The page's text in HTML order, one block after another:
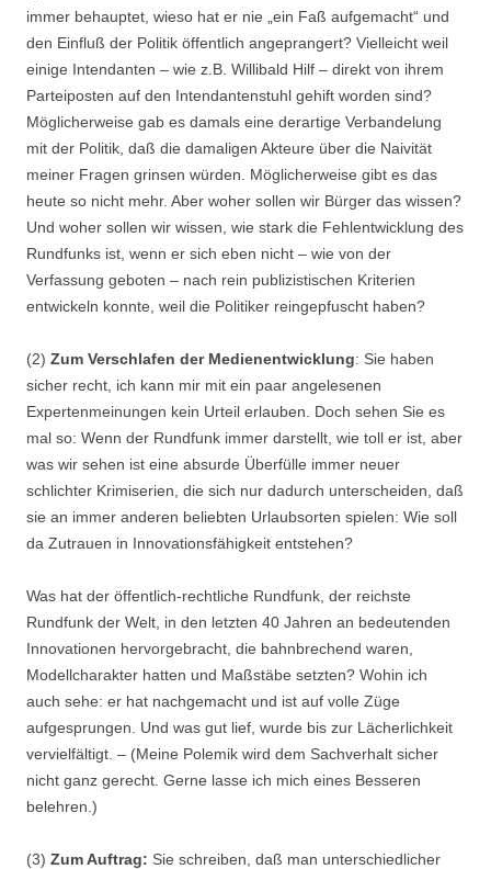
immer behauptet, wieso hat er nie „ein Faß aufgemacht“ und
den Einfluß der Politik öffentlich angeprangert? Vielleicht weil
einige Intendanten – wie z.B. Willibald Hilf – direkt von ihrem
Parteiposten auf den Intendantenstuhl gehift worden sind?
Möglicherweise gab es damals eine derartige Verbandelung
mit der Politik, daß die damaligen Akteure über die Naivität
meiner Fragen grinsen würden. Möglicherweise gibt es das
heute so nicht mehr. Aber woher sollen wir Bürger das wissen?
Und woher sollen wir wissen, wie stark die Fehlentwicklung des
Rundfunks ist, wenn er sich eben nicht – wie von der
Verfassung geboten – nach rein publizistischen Kriterien
entwickeln konnte, weil die Politiker reingepfuscht haben?
(2) Zum Verschlafen der Medienentwicklung: Sie haben
sicher recht, ich kann mir mit ein paar angelesenen
Expertenmeinungen kein Urteil erlauben. Doch sehen Sie es
mal so: Wenn der Rundfunk immer darstellt, wie toll er ist, aber
was wir sehen ist eine absurde Überfülle immer neuer
schlichter Krimiserien, die sich nur dadurch unterscheiden, daß
sie an immer anderen beliebten Urlaubsorten spielen: Wie soll
da Zutrauen in Innovationsfähigkeit entstehen?
Was hat der öffentlich-rechtliche Rundfunk, der reichste
Rundfunk der Welt, in den letzten 40 Jahren an bedeutenden
Innovationen hervorgebracht, die bahnbrechend waren,
Modellcharakter hatten und Maßstäbe setzten? Wohin ich
auch sehe: er hat nachgemacht und ist auf volle Züge
aufgesprungen. Und was gut lief, wurde bis zur Lächerlichkeit
vervielfältigt. – (Meine Polemik wird dem Sachverhalt sicher
nicht ganz gerecht. Gerne lasse ich mich eines Besseren
belehren.)
(3) Zum Auftrag: Sie schreiben, daß man unterschiedlicher